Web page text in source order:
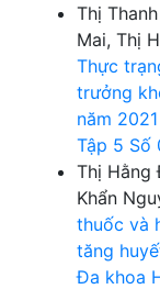
Thị
Mai, Thị
Thực
trưởng
năm 2021
Tập 5 Số
Thị Hằng
Khẩn
thuốc và
tăng
Đa khoa